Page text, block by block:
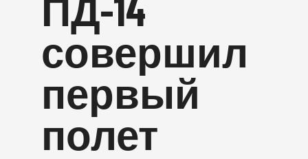
совершил
первый
полет